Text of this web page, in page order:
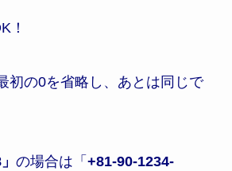
！
初の0を省略し、あとは同じで
の場合は「 +81-90-1234-